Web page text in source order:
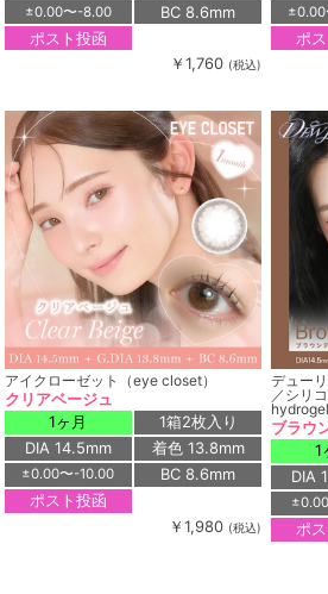
±0.00〜-8.00
BC 8.6mm
ポスト投函
￥1,760 (税込)
±0.00
ポ
アイクローゼット（eye closet）
クリアベージュ
1ヶ月
1箱2枚入り
DIA 14.5mm
着色 13.8mm
±0.00〜-10.00
BC 8.6mm
ポスト投函
￥1,980 (税込)
デュー
／シリ
hydrogel
ブラウ
1
DIA
ポ